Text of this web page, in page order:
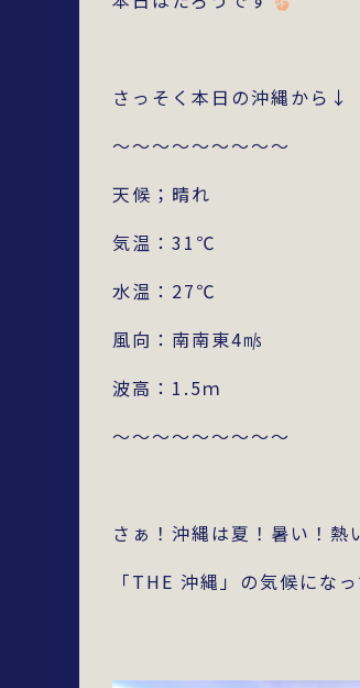
さっそく本日の沖縄から↓
～～～～～～～～～
天候；晴れ
気温：31℃
水温：27℃
風向：南南東4㎧
波高：1.5ｍ
～～～～～～～～～
さぁ！沖縄は夏！暑い！熱
「THE 沖縄」の気候になっ